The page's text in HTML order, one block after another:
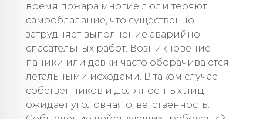
время пожара многие люди теряют
самообладание, что существенно
затрудняет выполнение аварийно-
спасательных работ. Возникновение
паники или давки часто оборачиваются
летальными исходами. В таком случае
собственников и должностных лиц
ожидает уголовная ответственность.